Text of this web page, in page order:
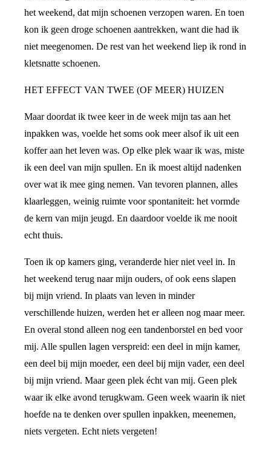
het weekend, dat mijn schoenen verzopen waren. En toen
kon ik geen droge schoenen aantrekken, want die had ik
niet meegenomen. De rest van het weekend liep ik rond in
kletsnatte schoenen.
HET EFFECT VAN TWEE (OF MEER) HUIZEN
Maar doordat ik twee keer in de week mijn tas aan het
inpakken was, voelde het soms ook meer alsof ik uit een
koffer aan het leven was. Op elke plek waar ik was, miste
ik een deel van mijn spullen. En ik moest altijd nadenken
over wat ik mee ging nemen. Van tevoren plannen, alles
klaarleggen, weinig ruimte voor spontaniteit: het vormde
de kern van mijn jeugd. En daardoor voelde ik me nooit
echt thuis.
Toen ik op kamers ging, veranderde hier niet veel in. In
het weekend terug naar mijn ouders, of ook eens slapen
bij mijn vriend. In plaats van leven in minder
verschillende huizen, werden het er alleen nog maar meer.
En overal stond alleen nog een tandenborstel en bed voor
mij. Alle spullen lagen verspreid: een deel in mijn kamer,
een deel bij mijn moeder, een deel bij mijn vader, een deel
bij mijn vriend. Maar geen plek écht van mij. Geen plek
waar ik elke avond terugkwam. Geen week waarin ik niet
hoefde na te denken over spullen inpakken, meenemen,
niets vergeten. Echt niets vergeten!